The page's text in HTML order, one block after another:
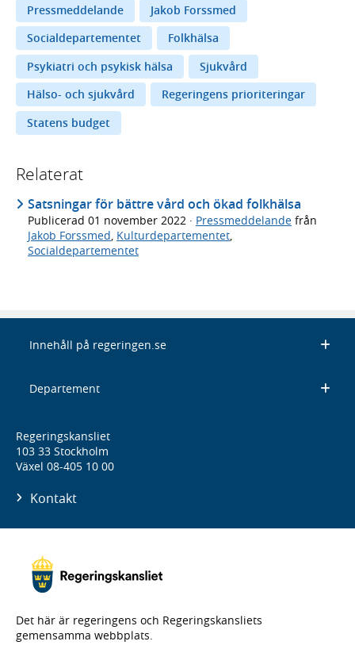
Pressmeddelande
Jakob Forssmed
Socialdepartementet
Folkhälsa
Psykiatri och psykisk hälsa
Sjukvård
Hälso- och sjukvård
Regeringens prioriteringar
Statens budget
Relaterat
Satsningar för bättre vård och ökad folkhälsa
Publicerad 01 november 2022 · Pressmeddelande från
Jakob Forssmed, Kulturdepartementet,
Socialdepartementet
Innehåll på regeringen.se
Departement
Regeringskansliet
103 33 Stockholm
Växel 08-405 10 00
Kontakt
Det här är regeringens och Regeringskansliets
gemensamma webbplats.